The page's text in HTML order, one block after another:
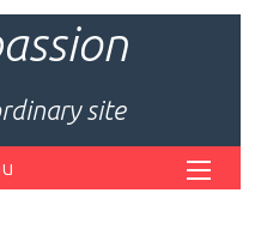
site